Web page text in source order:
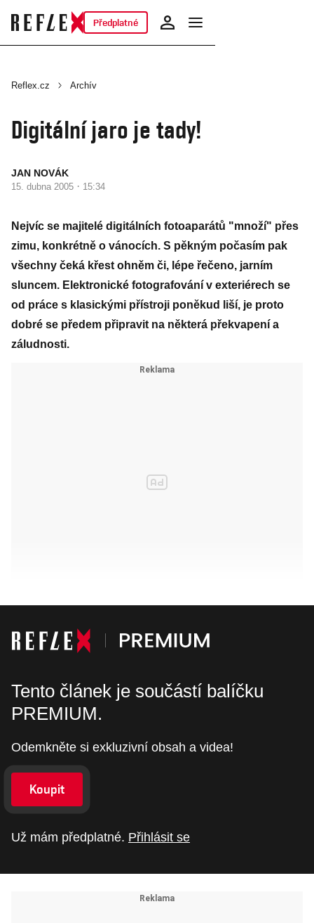
Předplatné
Reflex.cz Archív
Digitální jaro je tady!
JAN NOVÁK
15. dubna 2005 · 15:34
Nejvíc se majitelé digitálních fotoaparátů "množí" přes
zimu, konkrétně o vánocích. S pěkným počasím pak
všechny čeká křest ohněm či, lépe řečeno, jarním
sluncem. Elektronické fotografování v exteriérech se
od práce s klasickými přístroji poněkud liší, je proto
dobré se předem připravit na některá překvapení a
záludnosti.
Tento článek je součástí balíčku
PREMIUM.
Odemkněte si exkluzivní obsah a videa!
Koupit
Už mám předplatné. Přihlásit se